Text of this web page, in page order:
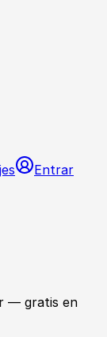
Entrar
— gratis en